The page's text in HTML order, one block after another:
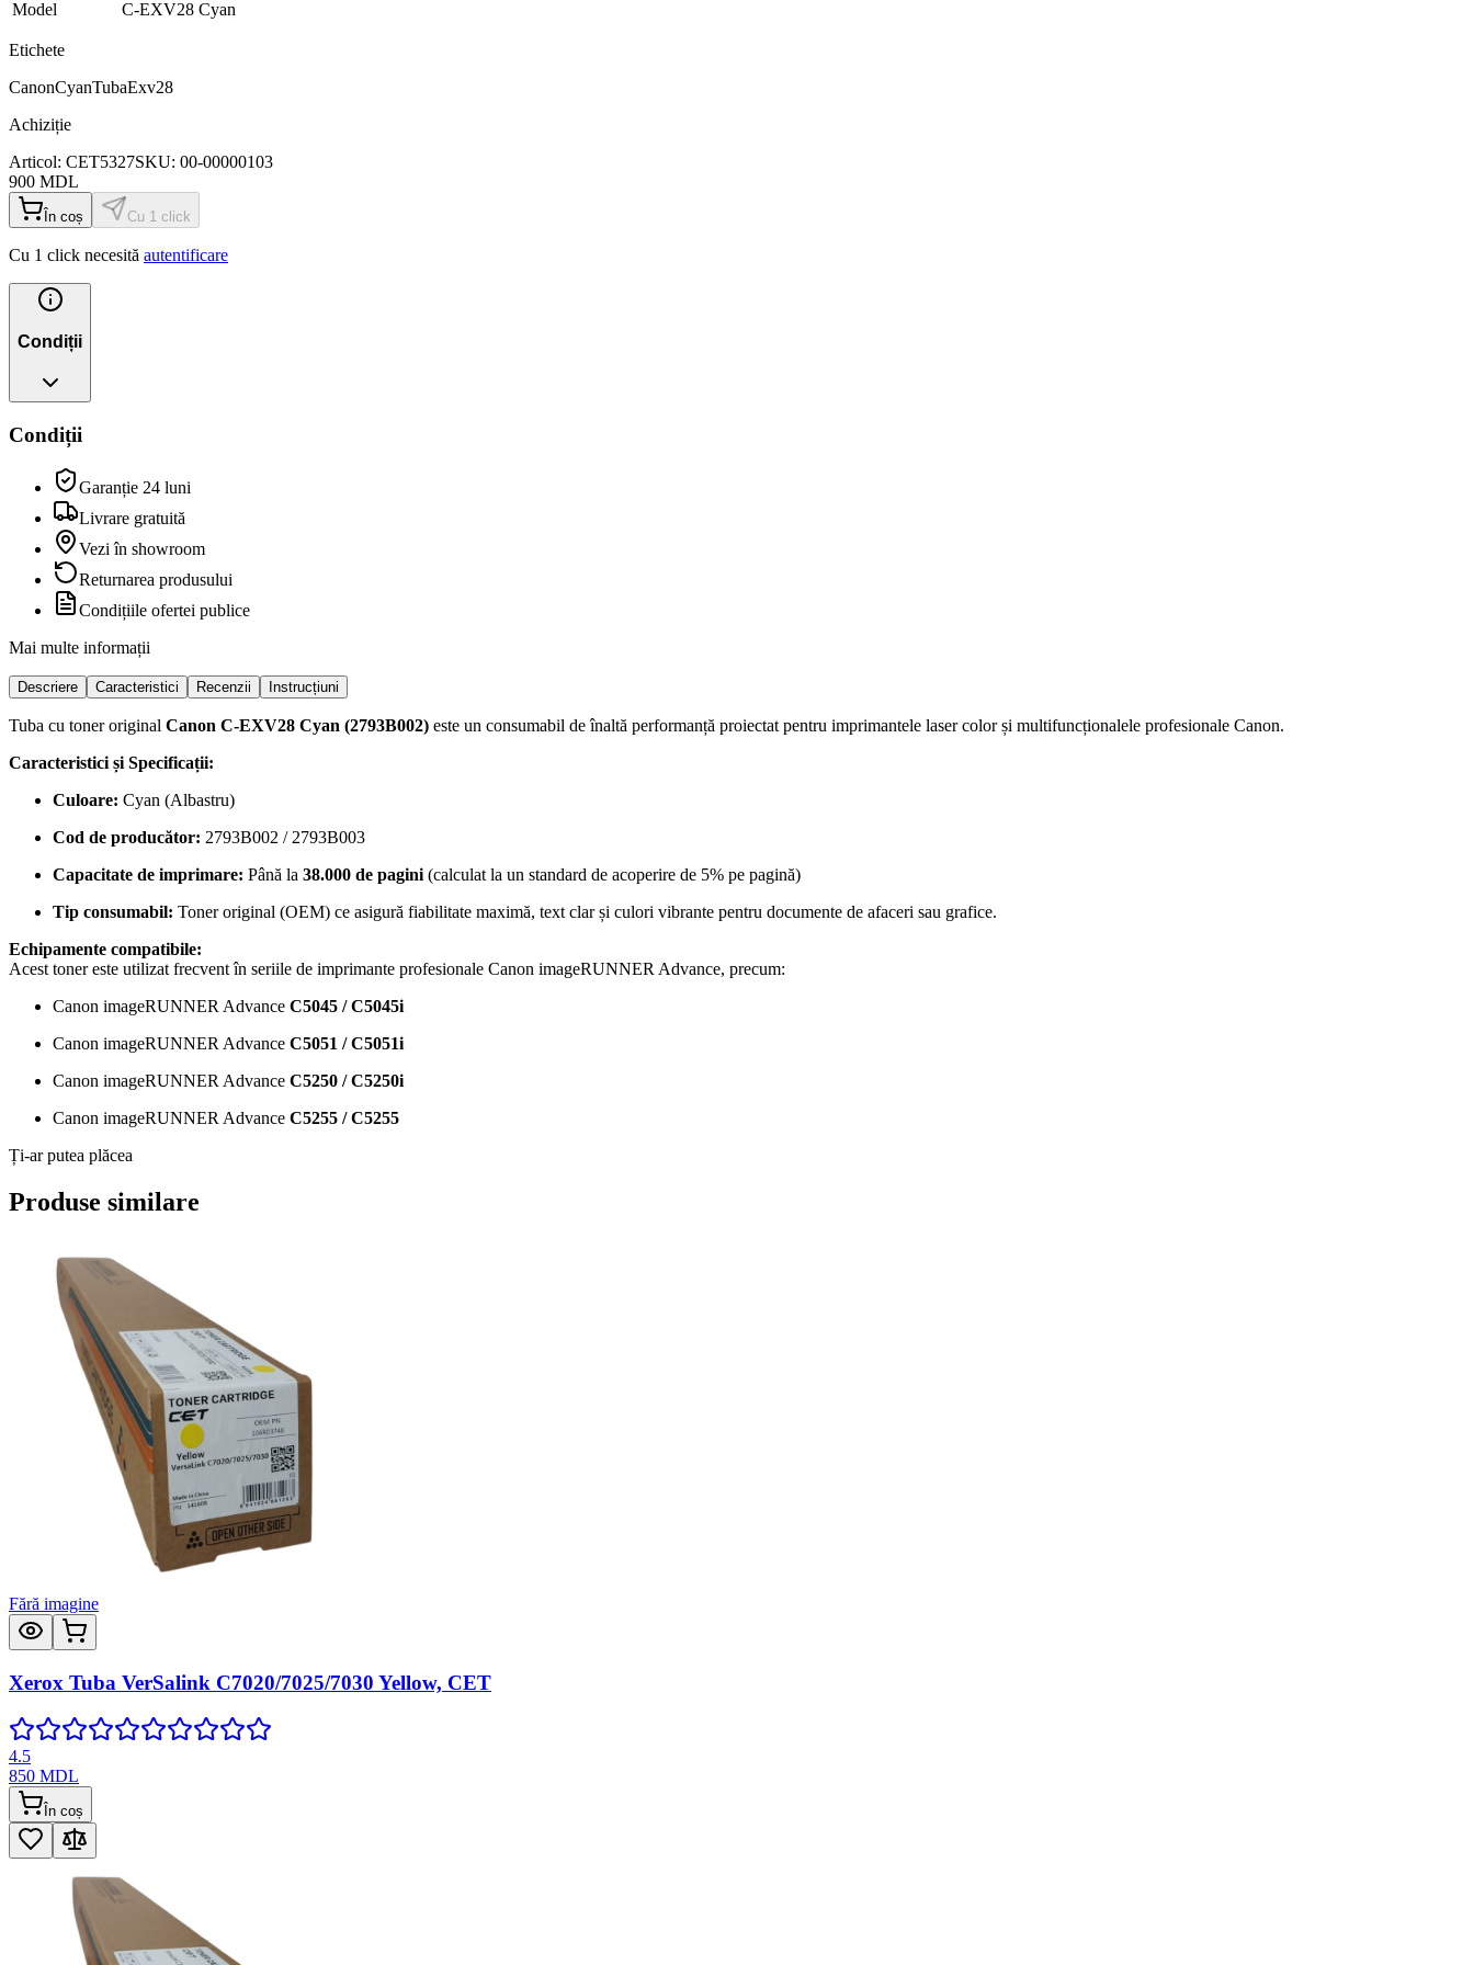
Model C-EXV28 Cyan
Etichete
CanonCyanTubaExv28
Achiziție
Articol: CET5327SKU: 00-00000103
900 MDL
În coș Cu 1 click
Cu 1 click necesită autentificare
Condiții
Condiții
Garanție 24 luni
Livrare gratuită
Vezi în showroom
Returnarea produsului
Condițiile ofertei publice
Mai multe informații
Descriere Caracteristici Recenzii Instrucțiuni
Tuba cu toner original Canon C-EXV28 Cyan (2793B002) este un consumabil de înaltă performanță proiectat pentru imprimantele laser color și multifuncționalele profesionale Canon.
Caracteristici și Specificații:
Culoare: Cyan (Albastru)
Cod de producător: 2793B002 / 2793B003
Capacitate de imprimare: Până la 38.000 de pagini (calculat la un standard de acoperire de 5% pe pagină)
Tip consumabil: Toner original (OEM) ce asigură fiabilitate maximă, text clar și culori vibrante pentru documente de afaceri sau grafice.
Echipamente compatibile:
Acest toner este utilizat frecvent în seriile de imprimante profesionale Canon imageRUNNER Advance, precum:
Canon imageRUNNER Advance C5045 / C5045i
Canon imageRUNNER Advance C5051 / C5051i
Canon imageRUNNER Advance C5250 / C5250i
Canon imageRUNNER Advance C5255 / C5255
Ți-ar putea plăcea
Produse similare
Fără imagine
Xerox Tuba VerSalink C7020/7025/7030 Yellow, CET
4.5
850 MDL
În coș